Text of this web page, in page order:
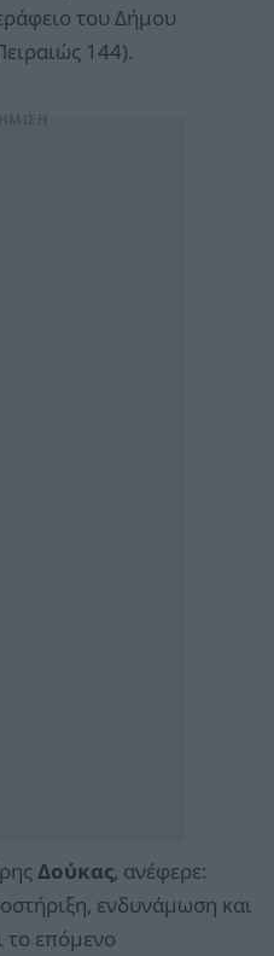
του Δήμου
144).
Δούκας, ανέφερε:
ενδυνάμωση και
το επόμενο